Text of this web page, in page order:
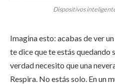
Dispositivos
Imagina esto: acabas de ver
te dice que te estás quedando
verdad necesito que una
Respira. No estás solo. En un